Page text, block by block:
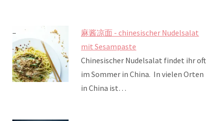
麻酱凉面 - chinesischer Nudelsalat
mit Sesampaste
Chinesischer Nudelsalat findet ihr oft
im Sommer in China. In vielen Orten
in China ist…